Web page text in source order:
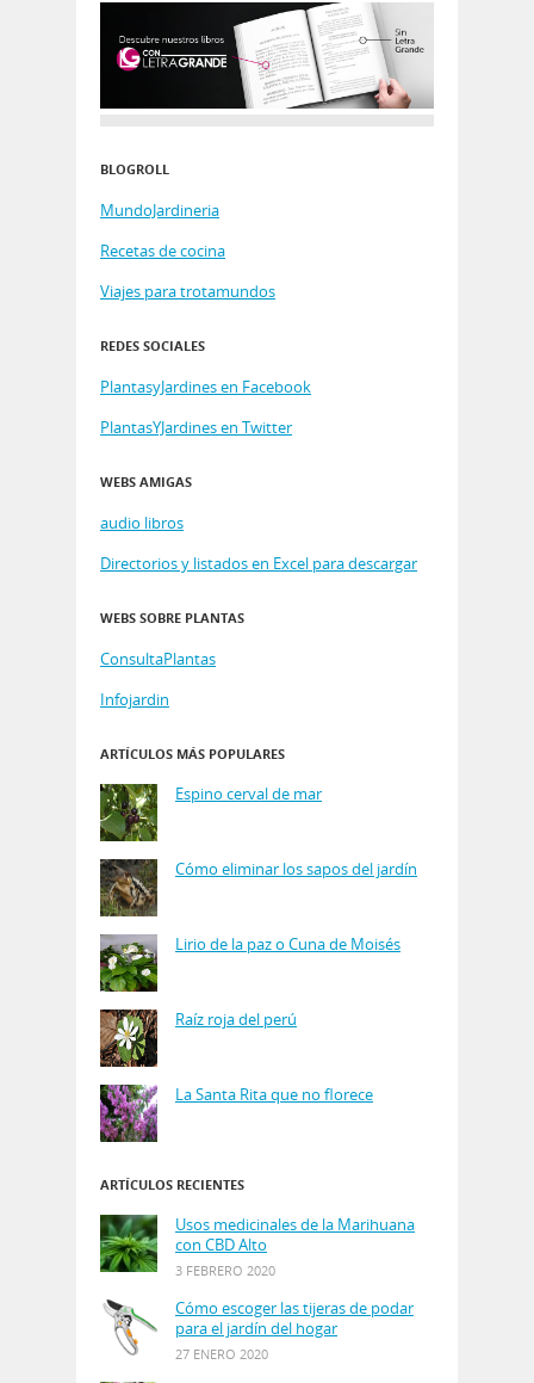
BLOGROLL
MundoJardineria
Recetas de cocina
Viajes para trotamundos
REDES SOCIALES
PlantasyJardines en Facebook
PlantasYJardines en Twitter
WEBS AMIGAS
audio libros
Directorios y listados en Excel para descargar
WEBS SOBRE PLANTAS
ConsultaPlantas
Infojardin
ARTÍCULOS MÁS POPULARES
Espino cerval de mar
Cómo eliminar los sapos del jardín
Lirio de la paz o Cuna de Moisés
Raíz roja del perú
La Santa Rita que no florece
ARTÍCULOS RECIENTES
Usos medicinales de la Marihuana
con CBD Alto
3 FEBRERO 2020
Cómo escoger las tijeras de podar
para el jardín del hogar
27 ENERO 2020